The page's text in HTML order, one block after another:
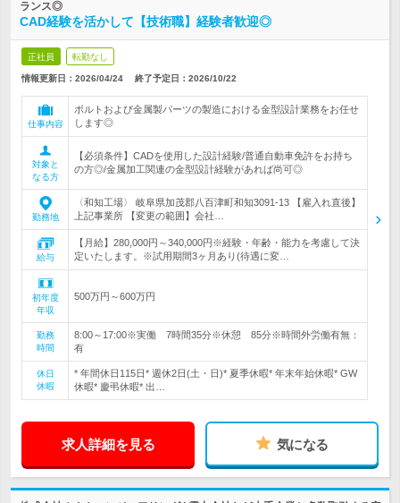
ランス◎
CAD経験を活かして【技術職】経験者歓迎◎
正社員 転勤なし
情報更新日：2026/04/24 終了予定日： 2026/10/22
仕事内容
ボルトおよび金属製パーツの製造における金型設計業務をお任せ
します◎
対象と
なる方
【必須条件】CADを使用した設計経験/普通自動車免許をお持ち
の方◎/金属加工関連の金型設計経験があれば尚可◎
勤務地
〈和知工場〉 岐阜県加茂郡八百津町和知3091-13 【雇入れ直後】
上記事業所 【変更の範囲】会社…
給与
【月給】280,000円～340,000円※経験・年齢・能力を考慮して決
定いたします。※試用期間3ヶ月あり(待遇に変…
初年度
年収
500万円～600万円
勤務
時間
8:00～17:00※実働 7時間35分※休憩 85分※時間外労働有無：
有
休日
休暇
* 年間休日115日* 週休2日(土・日)* 夏季休暇* 年末年始休暇* GW
休暇* 慶弔休暇* 出…
求人詳細を見る 気になる